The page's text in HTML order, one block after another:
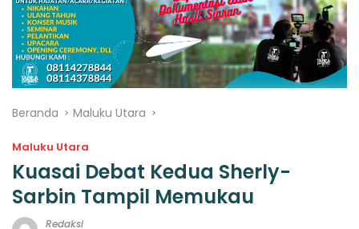
Beranda Maluku Utara
Maluku Utara
Kuasai Debat Kedua Sherly-
Sarbin Tampil Memukau
Redaksi